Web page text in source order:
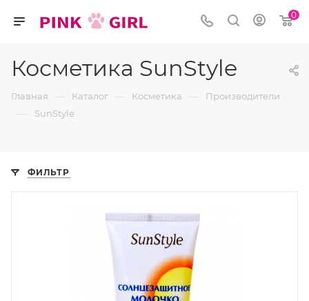
0
Косметика SunStyle
Главная — Каталог — Косметика — Производители
— SunStyle
ФИЛЬТР